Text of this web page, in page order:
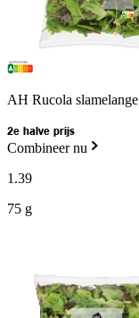
AH Rucola slamelange
2e halve prijs
Combineer nu
1.39
75 g